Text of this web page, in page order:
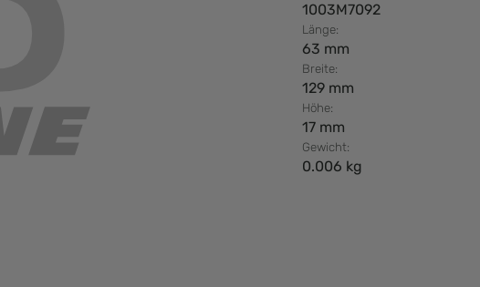
1003M7092
Länge:
63 mm
Breite:
129 mm
Höhe:
17 mm
Gewicht:
0.006 kg